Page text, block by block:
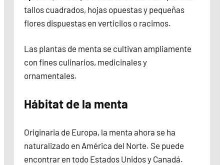
tallos cuadrados, hojas opuestas y pequeñas
flores dispuestas en verticilos o racimos.
Las plantas de menta se cultivan ampliamente
con fines culinarios, medicinales y
ornamentales.
Hábitat de la menta
Originaria de Europa, la menta ahora se ha
naturalizado en América del Norte. Se puede
encontrar en todo Estados Unidos y Canadá.